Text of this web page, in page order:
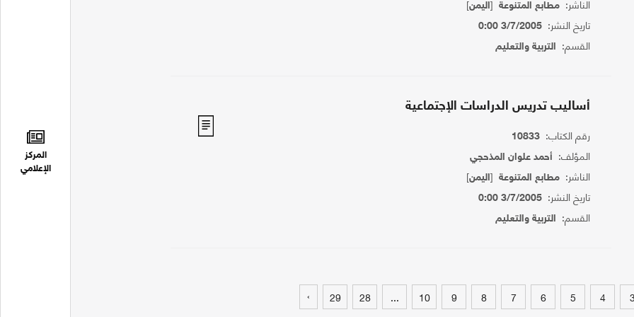
المركز
الإعلامي
الناشر: مطابع المتنوعة[اليمن]
تاريخ النشر: 3/7/2005 0:00
القسم: التربية والتعليم
أساليب تدريس الدراسات الإجتماعية
رقم الكتاب: 10833
المؤلف: أحمد علوان المذحجي
الناشر: مطابع المتنوعة[اليمن]
تاريخ النشر: 3/7/2005 0:00
القسم: التربية والتعليم
3
4
5
6
7
8
9
10
...
28
29
›